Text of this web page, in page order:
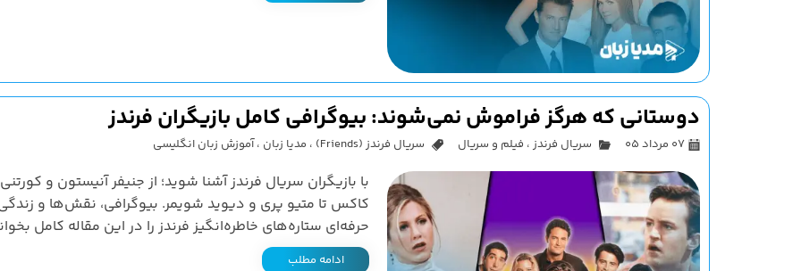
دوستانی که هرگز فراموش نمی‌شوند: بیوگرافی کامل بازیگران فرندز
۰۷ مرداد ۰۵ سریال فرندز ، فیلم و سریال سریال فرندز (Friends) ، مدیا زبان ،آموزش زبان انگلیسی
با بازیگران سریال فرندز آشنا شوید؛ از جنیفر آنیستون و کورتنی
کاکس تا متیو پری و دیوید شویمر. بیوگرافی، نقش‌ها و
حرفه‌ای ستاره‌های خاطره‌انگیز فرندز را در این مقاله کامل
ادامه مطلب